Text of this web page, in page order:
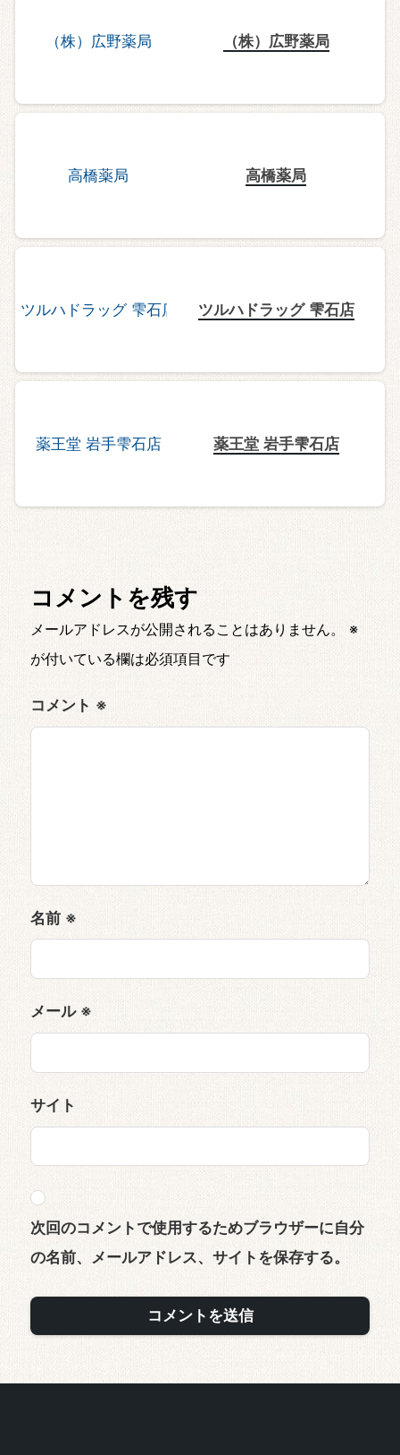
（株）広野薬局
高橋薬局
ツルハドラッグ 雫石店
薬王堂 岩手雫石店
コメントを残す
メールアドレスが公開されることはありません。
※
が付いている欄は必須項目です
コメント ※
名前 ※
メール ※
サイト
次回のコメントで使用するためブラウザーに自分
の名前、メールアドレス、サイトを保存する。